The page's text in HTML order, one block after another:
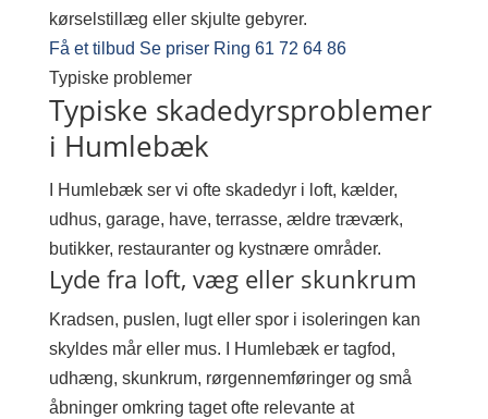
kørselstillæg eller skjulte gebyrer.
Få et tilbud Se priser Ring 61 72 64 86
Typiske problemer
Typiske skadedyrsproblemer
i Humlebæk
I Humlebæk ser vi ofte skadedyr i loft, kælder,
udhus, garage, have, terrasse, ældre træværk,
butikker, restauranter og kystnære områder.
Lyde fra loft, væg eller skunkrum
Kradsen, puslen, lugt eller spor i isoleringen kan
skyldes mår eller mus. I Humlebæk er tagfod,
udhæng, skunkrum, rørgennemføringer og små
åbninger omkring taget ofte relevante at